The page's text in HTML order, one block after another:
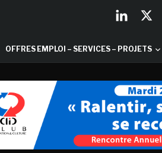
OFFRES EMPLOI – SERVICES – PROJETS